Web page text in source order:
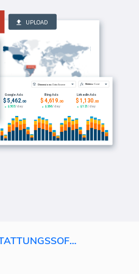
DATENBANK BERICHTERSTATTUNGSSOFTWARE